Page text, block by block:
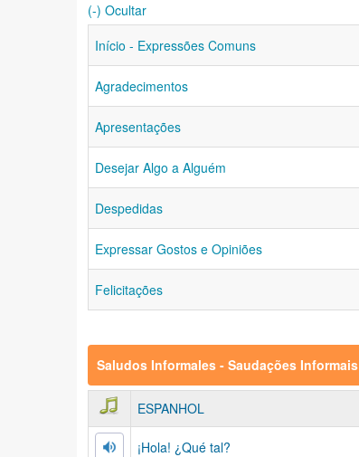
(-) Ocultar
Início - Expressões Comuns
Agradecimentos
Apresentações
Desejar Algo a Alguém
Despedidas
Expressar Gostos e Opiniões
Felicitações
Saludos Informales - Saudações Informais
ESPANHOL
¡Hola! ¿Qué tal?